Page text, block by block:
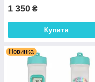
1 350 ₴
Купити
Новинка